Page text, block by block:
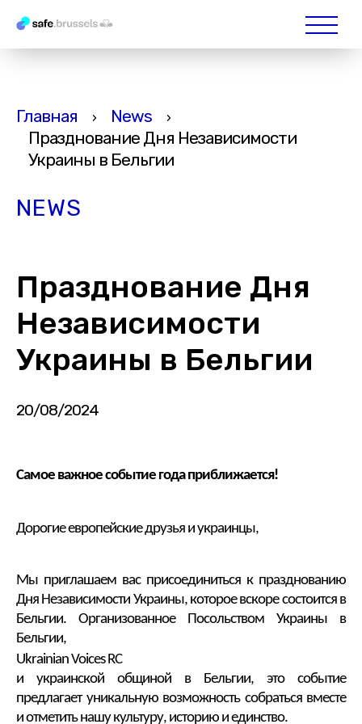
Главная › News ›
Празднование Дня Независимости
Украины в Бельгии
NEWS
Празднование Дня
Независимости
Украины в Бельгии
20/08/2024
Самое важное событие года приближается!
Дорогие европейские друзья и украинцы,
Мы приглашаем вас присоединиться к празднованию
Дня Независимости Украины, которое вскоре состоится в
Бельгии. Организованное Посольством Украины в
Бельгии,
UkrainianVoices RC
и украинской общиной в Бельгии, это событие
предлагает уникальную возможность собраться вместе
и отметить нашу культуру, историю и единство.